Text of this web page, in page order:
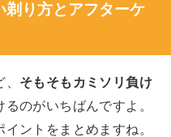
剃り方とアフターケ
そもそもカミソリ負け
るのがいちばんですよ。
ントをまとめますね。